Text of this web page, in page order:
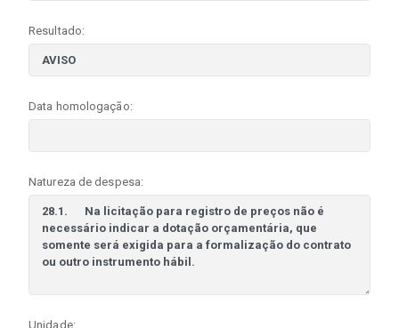
Resultado:
Data homologação:
Natureza de despesa:
Unidade: